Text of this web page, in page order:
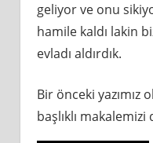
geliyor ve onu
hamile kaldı lakin
evladı aldırdık.
Bir önceki yazımız
başlıklı makalemizi